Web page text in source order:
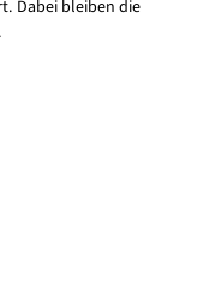
Dabei bleiben die